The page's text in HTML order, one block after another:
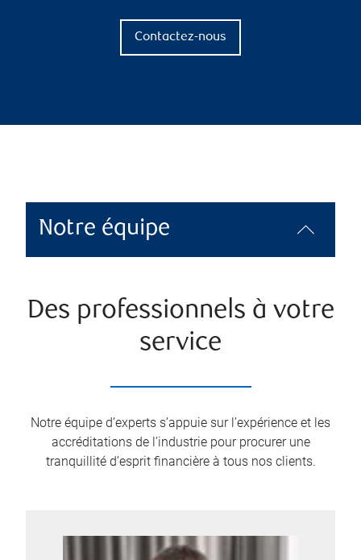
Contactez-nous
Notre équipe
Des professionnels à votre
service
Notre équipe d’experts s’appuie sur l’expérience et les
accréditations de l’industrie pour procurer une
tranquillité d’esprit financière à tous nos clients.